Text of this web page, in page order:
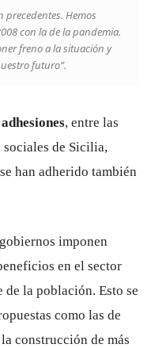
precedentes. Hemos
con la de la pandemia.
freno a la situación y
futuro”.
, entre las
sociales de Sicilia,
han adherido también
imponen
en el sector
la población. Esto se
como las de
la construcción de más